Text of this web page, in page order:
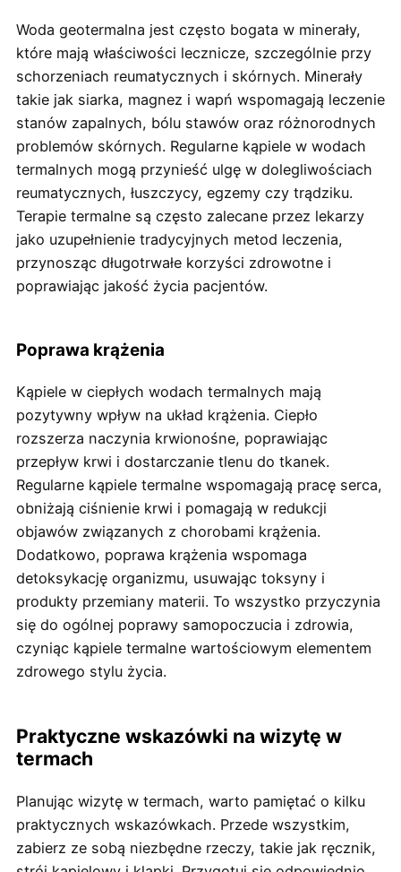
Woda geotermalna jest często bogata w minerały,
które mają właściwości lecznicze, szczególnie przy
schorzeniach reumatycznych i skórnych. Minerały
takie jak siarka, magnez i wapń wspomagają leczenie
stanów zapalnych, bólu stawów oraz różnorodnych
problemów skórnych. Regularne kąpiele w wodach
termalnych mogą przynieść ulgę w dolegliwościach
reumatycznych, łuszczycy, egzemy czy trądziku.
Terapie termalne są często zalecane przez lekarzy
jako uzupełnienie tradycyjnych metod leczenia,
przynosząc długotrwałe korzyści zdrowotne i
poprawiając jakość życia pacjentów.
Poprawa krążenia
Kąpiele w ciepłych wodach termalnych mają
pozytywny wpływ na układ krążenia. Ciepło
rozszerza naczynia krwionośne, poprawiając
przepływ krwi i dostarczanie tlenu do tkanek.
Regularne kąpiele termalne wspomagają pracę serca,
obniżają ciśnienie krwi i pomagają w redukcji
objawów związanych z chorobami krążenia.
Dodatkowo, poprawa krążenia wspomaga
detoksykację organizmu, usuwając toksyny i
produkty przemiany materii. To wszystko przyczynia
się do ogólnej poprawy samopoczucia i zdrowia,
czyniąc kąpiele termalne wartościowym elementem
zdrowego stylu życia.
Praktyczne wskazówki na wizytę w
termach
Planując wizytę w termach, warto pamiętać o kilku
praktycznych wskazówkach. Przede wszystkim,
zabierz ze sobą niezbędne rzeczy, takie jak ręcznik,